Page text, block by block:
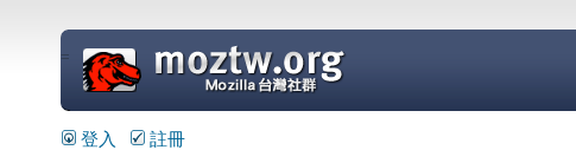
=
登入 註冊